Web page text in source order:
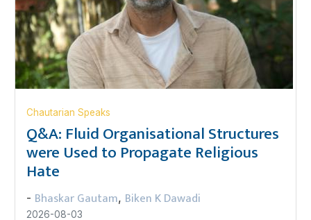
Chautarian Speaks
Q&A: Fluid Organisational Structures
were Used to Propagate Religious
Hate
- Bhaskar Gautam, Biken K Dawadi
2026-08-03